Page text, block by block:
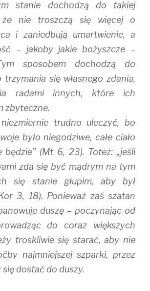
stanie dochodzą do takiej
że nie troszczą się więcej o
i zaniedbują umartwienie, a
– jakoby jakie bożyszcze –
sposobem dochodzą do
trzymania się własnego zdania,
radami innych, które ich
zbyteczne.
trudno uleczyć, bo
było niegodziwe, całe ciało
będzie” (Mt 6, 23). Toteż: „jeśli
zda się być mądrym na tym
się stanie głupim, aby był
3, 18). Ponieważ zaś szatan
duszę – poczynając od
do coraz większych
troskliwie się starać, aby nie
najmniejszej szparki, przez
dostać do duszy.